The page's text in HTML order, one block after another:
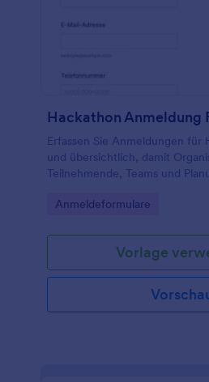
Hackathon Anmeldung
Erfassen Sie Anmeldungen für
und übersichtlich, damit
Teilnehmende, Teams und
Datenerfassung und Verwaltung
Go to Category:
Anmeldeformulare
Vorlage